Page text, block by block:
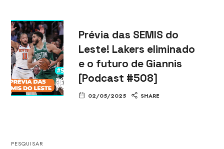
Prévia das SEMIS do
Leste! Lakers eliminado
e o futuro de Giannis
[Podcast #508]
02/05/2025 SHARE
PESQUISAR